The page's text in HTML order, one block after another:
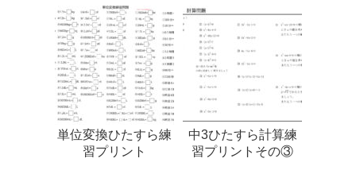
単位変換ひたすら練
習プリント
中3ひたすら計算練
習プリントその③